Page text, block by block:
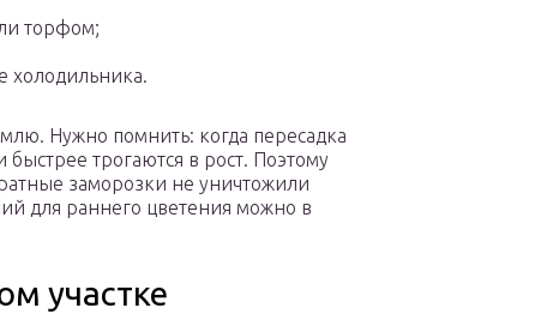
торфом;
холодильника.
Нужно помнить: когда пересадка
трогаются в рост. Поэтому
заморозки не уничтожили
для раннего цветения можно в
участке